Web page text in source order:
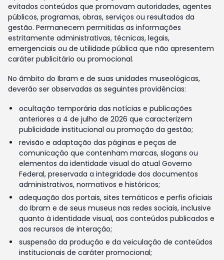
evitados conteúdos que promovam autoridades, agentes
públicos, programas, obras, serviços ou resultados da
gestão. Permanecem permitidas as informações
estritamente administrativas, técnicas, legais,
emergenciais ou de utilidade pública que não apresentem
caráter publicitário ou promocional.
No âmbito do Ibram e de suas unidades museológicas,
deverão ser observadas as seguintes providências:
ocultação temporária das notícias e publicações
anteriores a 4 de julho de 2026 que caracterizem
publicidade institucional ou promoção da gestão;
revisão e adaptação das páginas e peças de
comunicação que contenham marcas, slogans ou
elementos da identidade visual do atual Governo
Federal, preservada a integridade dos documentos
administrativos, normativos e históricos;
adequação dos portais, sites temáticos e perfis oficiais
do Ibram e de seus museus nas redes sociais, inclusive
quanto à identidade visual, aos conteúdos publicados e
aos recursos de interação;
suspensão da produção e da veiculação de conteúdos
institucionais de caráter promocional;